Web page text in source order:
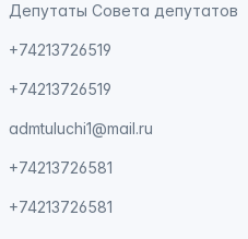
Депутаты Совета депутатов
+74213726519
+74213726519
admtuluchi1@mail.ru
+74213726581
+74213726581